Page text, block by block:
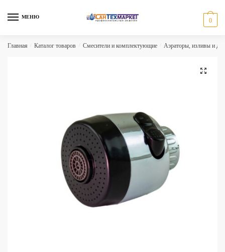
МЕНЮ
0
Главная Каталог товаров Смесители и комплектующие Аэраторы, изливы и
🔍